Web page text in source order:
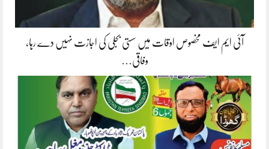
آئی ایم ایف مخصوص اوقات میں سستی بجلی کی اجازت نہیں دے رہا،
وفاقی…